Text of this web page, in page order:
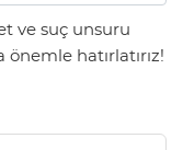
ve suç unsuru
hatırlatırız!